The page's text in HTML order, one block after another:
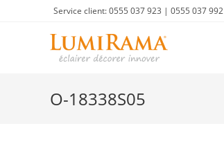
Service client: 0555 037 923 | 0555 037 992
O-18338S05